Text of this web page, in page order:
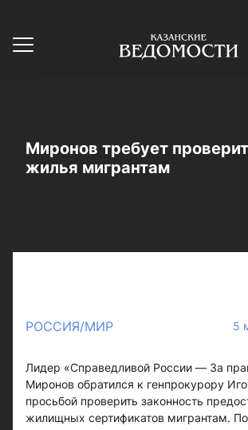
Миронов требует
жилья мигрантам
РОССИЯ/МИР 5
Лидер «Справедливой России — За
Миронов обратился к генпрокурору
просьбой проверить законность
жилищных сертификатов мигрантам.